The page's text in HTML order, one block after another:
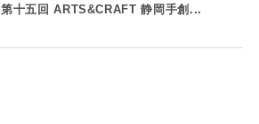
第十五回 ARTS&CRAFT 静岡手創...